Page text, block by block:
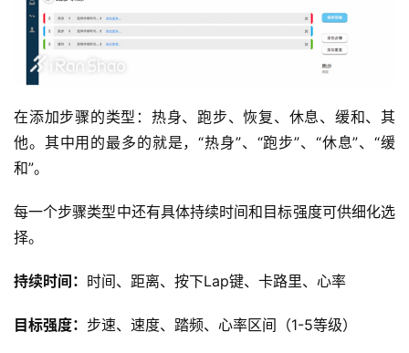
在添加步骤的类型：热身、跑步、恢复、休息、缓和、其
他。其中用的最多的就是，“热身”、“跑步”、“休息”、“缓
和”。
每一个步骤类型中还有具体持续时间和目标强度可供细化选
择。
持续时间： 时间、距离、按下Lap键、卡路里、心率
目标强度： 步速、速度、踏频、心率区间（1-5等级）